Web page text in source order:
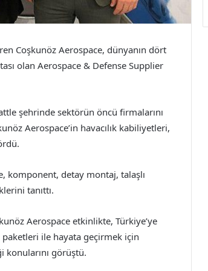
Coşkunöz Aerospace, dünyanın dört
olan Aerospace & Defense Supplier
şehrinde sektörün öncü firmalarını
Aerospace’in havacılık kabiliyetleri,
komponent, detay montaj, talaşlı
tanıttı.
Aerospace etkinlikte, Türkiye’ye
paketleri ile hayata geçirmek için
konularını görüştü.